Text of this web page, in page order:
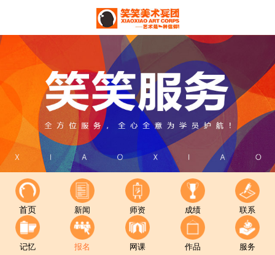
首页 新闻 师资 成绩 联系
记忆 报名 网课 作品 服务